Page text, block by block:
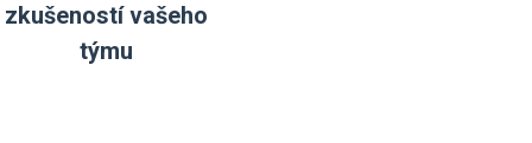
zkušeností vašeho
týmu